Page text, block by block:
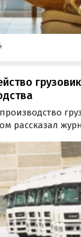
рассказал
в 2023 году.